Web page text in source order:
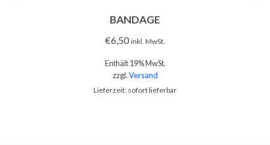
BANDAGE
€6,50 inkl. MwSt.
Enthält 19% MwSt.
zzgl.Versand
Lieferzeit: sofort lieferbar